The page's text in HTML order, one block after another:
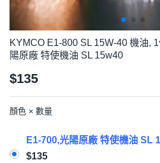
KYMCO E1-800 SL 15W-40 機油,
陽原廠 特使機油 SL 15w40
$135
顏色 × 數量
E1-700,光陽原廠 特使機油 SL
$135